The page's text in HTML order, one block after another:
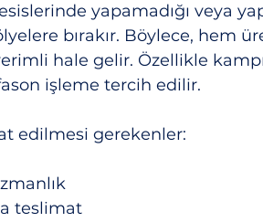
yapamadığı veya
bırakır. Böylece, hem
hale gelir. Özellikle
işleme tercih edilir.
edilmesi gerekenler:
teslimat